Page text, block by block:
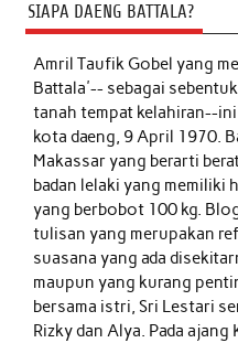
SIAPA DAENG BATTALA?
Amril Taufik Gobelyang
Battala'-- sebagai
tanah tempat kelahiran--
kota daeng, 9 April 1970.
Makassar yang berarti
badan lelaki yang memiliki
yang berbobot 100 kg.
tulisan yang merupakan
suasana yang ada
maupun yang kurang
bersama istri, Sri Lestari
Rizky dan Alya. Pada